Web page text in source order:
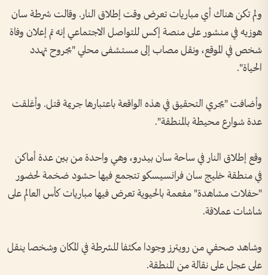
ولم تكن هناك أي مباريات تعرض وقت إطلاق النار. وقالت شرطة سان
هوزيه ‌في منشور على منصة إكس للتواصل الاجتماعي إنه تم إعلان وفاة
‌شخص في الموقع، ونقل مصاب ‌إلى مستشفى محلي "بجروح تهدد
الحياة".
وأضافت "يجري التحقيق ‌في هذه ‌الواقعة باعتبارها جريمة قتل. وأغلقت
عدة شوارع محيطة ​بالمنطقة".
وقع إطلاق ‌النار في ​ساحة سان بيدرو، ⁠وهي واحدة من بين عدة أماكن
في منطقة خليج سان فرانسيسكو ​تتجمع ⁠فيها ⁠حشود ضخمة لحضور
"حفلات مشاهدة" مفعمة بالحيوية تعرض فيها مباريات كأس العالم ⁠على
شاشات عملاقة.
وشاهد صحفي من رويترز وجودا مكثفا للشرطة في المكان وشخصا ينقل
على عجل على نقالة من المنطقة.